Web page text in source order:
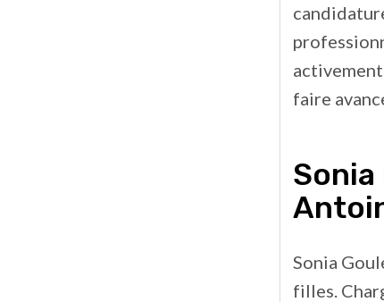
faire
Sonia
filles.